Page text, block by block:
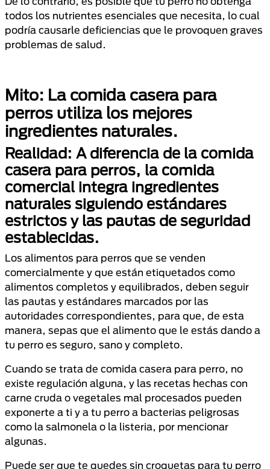
todos los nutrientes esenciales que necesita, lo cual
podría causarle deficiencias que le provoquen graves
problemas de salud.
Mito: La comida casera para
perros utiliza los mejores
ingredientes naturales.
Realidad: A diferencia de la comida
casera para perros, la comida
comercial integra ingredientes
naturales siguiendo estándares
estrictos y las pautas de seguridad
establecidas.
Los alimentos para perros que se venden
comercialmente y que están etiquetados como
alimentos completos y equilibrados, deben seguir
las pautas y estándares marcados por las
autoridades correspondientes, para que, de esta
manera, sepas que el alimento que le estás dando a
tu perro es seguro, sano y completo.
Cuando se trata de comida casera para perro, no
existe regulación alguna, y las recetas hechas con
carne cruda o vegetales mal procesados pueden
exponerte a ti y a tu perro a bacterias peligrosas
como la salmonela o la listeria, por mencionar
algunas.
Puede ser que te quedes sin croquetas para tu perro